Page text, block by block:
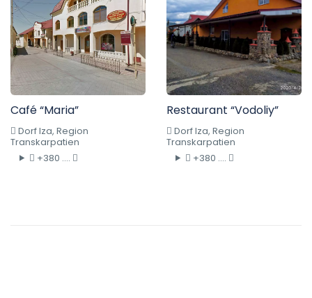
Café “Maria”
Dorf Iza, Region
Transkarpatien
+380 ....
Restaurant “Vodoliy”
Dorf Iza, Region
Transkarpatien
+380 ....